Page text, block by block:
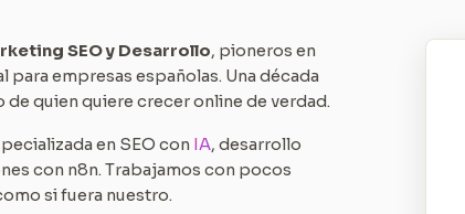
SEO y Desarrollo, pioneros en
empresas españolas. Una década
quien quiere crecer online de verdad.
en SEO con IA, desarrollo
con n8n. Trabajamos con pocos
si fuera nuestro.